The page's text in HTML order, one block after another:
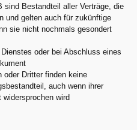
sind Bestandteil aller Verträge, die
und gelten auch für zukünftige
sie nicht nochmals gesondert
oder bei Abschluss eines
oder Dritter finden keine
auch wenn ihrer
wird